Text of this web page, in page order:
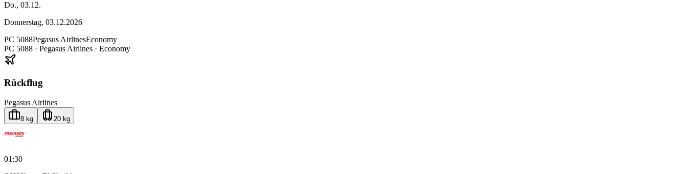
Do., 03.12.
Donnerstag, 03.12.2026
PC 5088Pegasus AirlinesEconomy
PC 5088 · Pegasus Airlines · Economy
Rückflug
Pegasus Airlines
8 kg 20 kg
01:30